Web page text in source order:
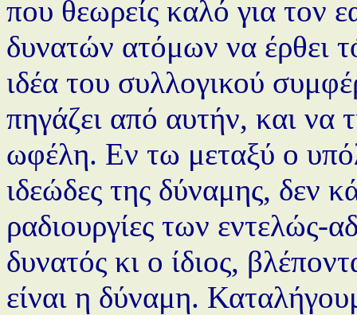
που θεωρείς καλό για τον
δυνατών ατόμων να έρθει
ιδέα του συλλογικού
πηγάζει από αυτήν, και να
ωφέλη. Εν τω μεταξύ ο
ιδεώδες της δύναμης, δεν
ραδιουργίες των εντελώς-
δυνατός κι ο ίδιος,
είναι η δύναμη.